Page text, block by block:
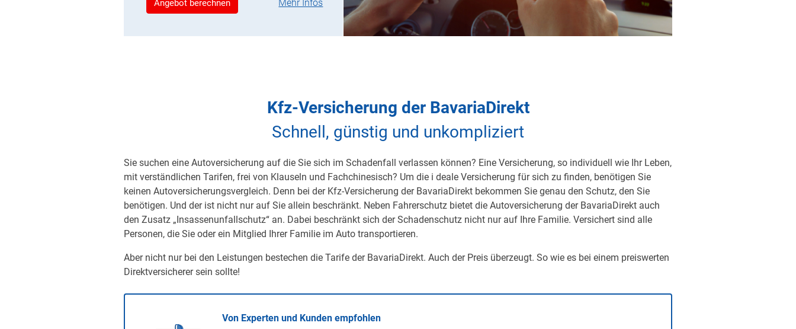
Angebot berechnen Mehr Infos
Kfz-Versicherung der BavariaDirekt
Schnell, günstig und unkompliziert
Sie suchen eine Autoversicherung auf die Sie sich im Schadenfall verlassen können? Eine Versicherung, so individuell wie Ihr Leben,
mit verständlichen Tarifen, frei von Klauseln und Fachchinesisch? Um die i deale Versicherung für sich zu finden, benötigen Sie
keinen Autoversicherungsvergleich. Denn bei der Kfz-Versicherung der BavariaDirekt bekommen Sie genau den Schutz, den Sie
benötigen. Und der ist nicht nur auf Sie allein beschränkt. Neben Fahrerschutz bietet die Autoversicherung der BavariaDirekt auch
den Zusatz „Insassenunfallschutz“ an. Dabei beschränkt sich der Schadenschutz nicht nur auf Ihre Familie. Versichert sind alle
Personen, die Sie oder ein Mitglied Ihrer Familie im Auto transportieren.
Aber nicht nur bei den Leistungen bestechen die Tarife der BavariaDirekt. Auch der Preis überzeugt. So wie es bei einem preiswerten
Direktversicherer sein sollte!
Von Experten und Kunden empfohlen